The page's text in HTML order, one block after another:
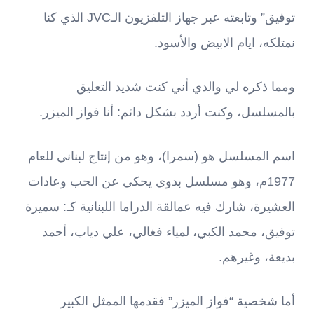
توفيق” وتابعته عبر جهاز التلفزيون الـJVC الذي كنا
نمتلكه، ايام الابيض والأسود.
ومما ذكره لي والدي أني كنت شديد التعليق
بالمسلسل، وكنت أردد بشكل دائم: أنا فواز الميزر.
اسم المسلسل هو (سمرا)، وهو من إنتاج لبناني للعام
1977م، وهو مسلسل بدوي يحكي عن الحب وعادات
العشيرة، شارك فيه عمالقة الدراما اللبنانية كـ: سميرة
توفيق، محمد الكبي، لمياء فغالي، علي دياب، أحمد
بديعة، وغيرهم.
أما شخصية “فواز الميزر” فقدمها الممثل الكبير